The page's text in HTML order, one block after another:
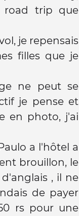
road trip que
je repensais
filles que je
ne peut se
je pense et
en photo, j'ai
a l'hôtel a
brouillon, le
, il ne
de payer
rs pour une